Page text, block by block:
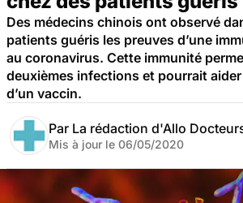
Des médecins chinois ont observé
patients guéris les preuves d’une
au coronavirus. Cette immunité
deuxièmes infections et pourrait aider
d’un vaccin.
Par La rédaction d'Allo
Mis à jour le 06/05/2020